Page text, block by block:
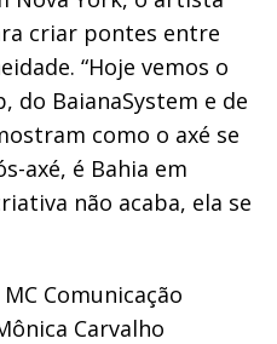
criar pontes entre
“Hoje vemos o
BaianaSystem e de
como o axé se
axé, é Bahia em
não acaba, ela se
Comunicação
Carvalho